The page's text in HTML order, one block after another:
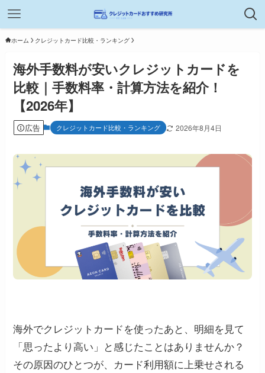
ホーム クレジットカード比較・ランキング
海外手数料が安いクレジットカードを
比較｜手数料率・計算方法を紹介！
【2026年】
広告 クレジットカード比較・ランキング 2026年8月4日
海外でクレジットカードを使ったあと、明細を見て
「思ったより高い」と感じたことはありませんか？
その原因のひとつが、カード利用額に上乗せされる